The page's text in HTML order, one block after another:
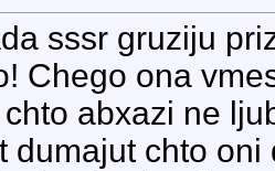
sssr gruziju
Chego ona
abxazi ne
dumajut chto